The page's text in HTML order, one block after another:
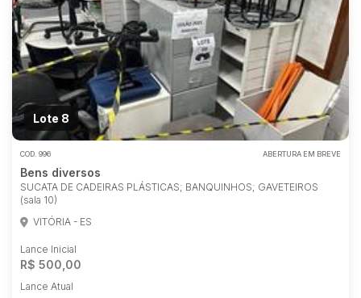
Lote 8
COD. 996 ABERTURA EM BREVE
Bens diversos
SUCATA DE CADEIRAS PLÁSTICAS; BANQUINHOS; GAVETEIROS
(sala 10)
VITÓRIA - ES
Lance Inicial
R$ 500,00
Lance Atual